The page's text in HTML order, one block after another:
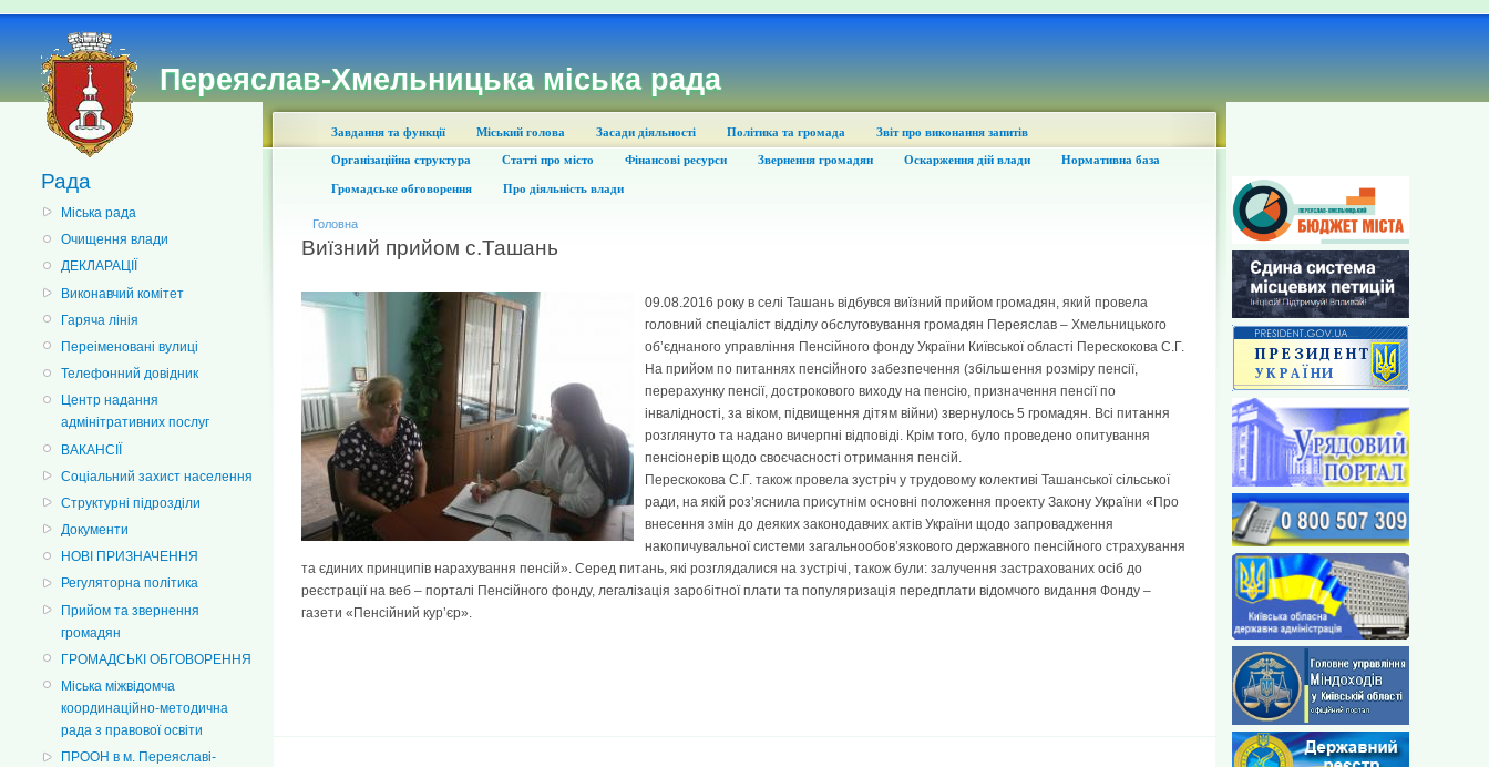
Переяслав-Хмельницька міська рада
Рада
Міська рада
Очищення влади
ДЕКЛАРАЦІЇ
Виконавчий комітет
Гаряча лінія
Переіменовані вулиці
Телефонний довідник
Центр надання
адмінітративних послуг
ВАКАНСІЇ
Соціальний захист населення
Структурні підрозділи
Документи
НОВІ ПРИЗНАЧЕННЯ
Регуляторна політика
Прийом та звернення
громадян
ГРОМАДСЬКІ ОБГОВОРЕННЯ
Міська міжвідомча
координаційно-методична
рада з правової освіти
ПРООН в м. Переяславі-
Завдання та функції Міський голова Засади діяльності Політика та громада Звіт про виконання запитів
Організаційна структура Статті про місто Фінансові ресурси Звернення громадян Оскарження дій влади Нормативна база
Громадське обговорення Про діяльність влади
Головна
Виїзний прийом с.Ташань
09.08.2016 року в селі Ташань відбувся виїзний прийом громадян, який провела
головний спеціаліст відділу обслуговування громадян Переяслав – Хмельницького
об’єднаного управління Пенсійного фонду України Київської області Перескокова С.Г.
На прийом по питаннях пенсійного забезпечення (збільшення розміру пенсії,
перерахунку пенсії, дострокового виходу на пенсію, призначення пенсії по
інвалідності, за віком, підвищення дітям війни) звернулось 5 громадян. Всі питання
розглянуто та надано вичерпні відповіді. Крім того, було проведено опитування
пенсіонерів щодо своєчасності отримання пенсій.
Перескокова С.Г. також провела зустріч у трудовому колективі Ташанської сільської
ради, на якій роз’яснила присутнім основні положення проекту Закону України «Про
внесення змін до деяких законодавчих актів України щодо запровадження
накопичувальної системи загальнообов’язкового державного пенсійного страхування
та єдиних принципів нарахування пенсій». Серед питань, які розглядалися на зустрічі, також були: залучення застрахованих осіб до
реєстрації на веб – порталі Пенсійного фонду, легалізація заробітної плати та популяризація передплати відомчого видання Фонду –
газети «Пенсійний кур’єр».